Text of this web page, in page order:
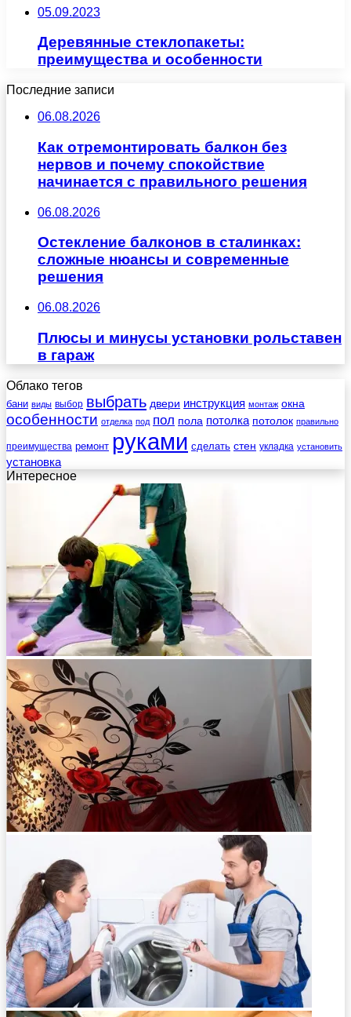
05.09.2023
Деревянные стеклопакеты:
преимущества и особенности
Последние записи
06.08.2026
Как отремонтировать балкон без
нервов и почему спокойствие
начинается с правильного решения
06.08.2026
Остекление балконов в сталинках:
сложные нюансы и современные
решения
06.08.2026
Плюсы и минусы установки рольставен
в гараж
Облако тегов
бани виды выбор выбрать двери инструкция монтаж окна
особенности отделка под пол пола потолка потолок правильно
преимущества ремонт руками сделать стен укладка установить
установка
Интересное